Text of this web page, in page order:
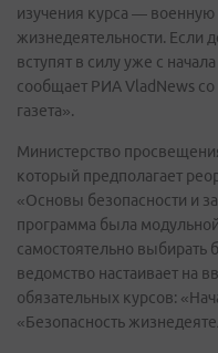
изучения курса — военную
жизнедеятельности. Если
вступят в силу уже с
сообщает РИА VladNews со
газета».
Министерство
который предполагает
«Основы безопасности и
программа была
самостоятельно выбирать
ведомство настаивает на
обязательных курсов:
«Безопасность